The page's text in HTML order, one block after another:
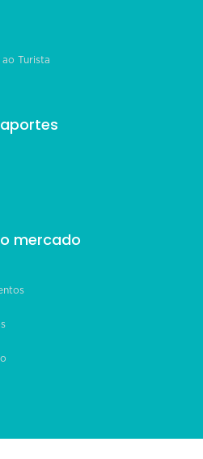
Turista
mercado